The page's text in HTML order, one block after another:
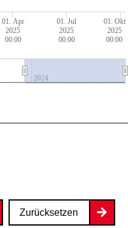
01. Apr
2025
00:00
01. Jul
2025
00:00
01. Okt
2025
00:00
2024
Zurücksetzen